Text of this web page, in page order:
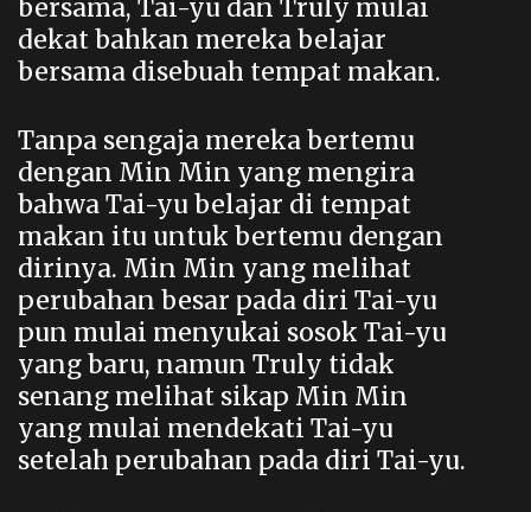
bersama, Tai-yu dan Truly mulai
dekat bahkan mereka belajar
bersama disebuah tempat makan.
Tanpa sengaja mereka bertemu
dengan Min Min yang mengira
bahwa Tai-yu belajar di tempat
makan itu untuk bertemu dengan
dirinya. Min Min yang melihat
perubahan besar pada diri Tai-yu
pun mulai menyukai sosok Tai-yu
yang baru, namun Truly tidak
senang melihat sikap Min Min
yang mulai mendekati Tai-yu
setelah perubahan pada diri Tai-yu.